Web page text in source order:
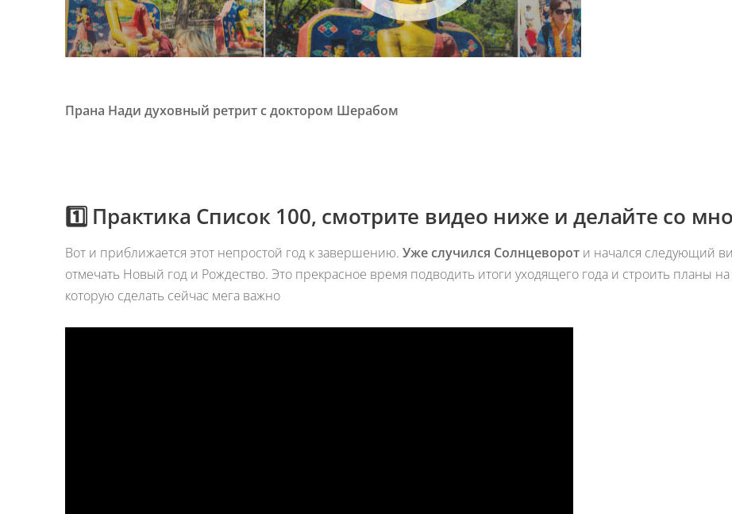
Прана Нади духовный ретрит с доктором Шерабом
1️⃣ Практика Список 100, смотрите видео ниже и делайте со
Вот и приближается этот непростой год к завершению. Уже случился Cолнцеворот и начался следующий
отмечать Новый год и Рождество. Это прекрасное время подводить итоги уходящего года и строить планы
которую сделать сейчас мега важно